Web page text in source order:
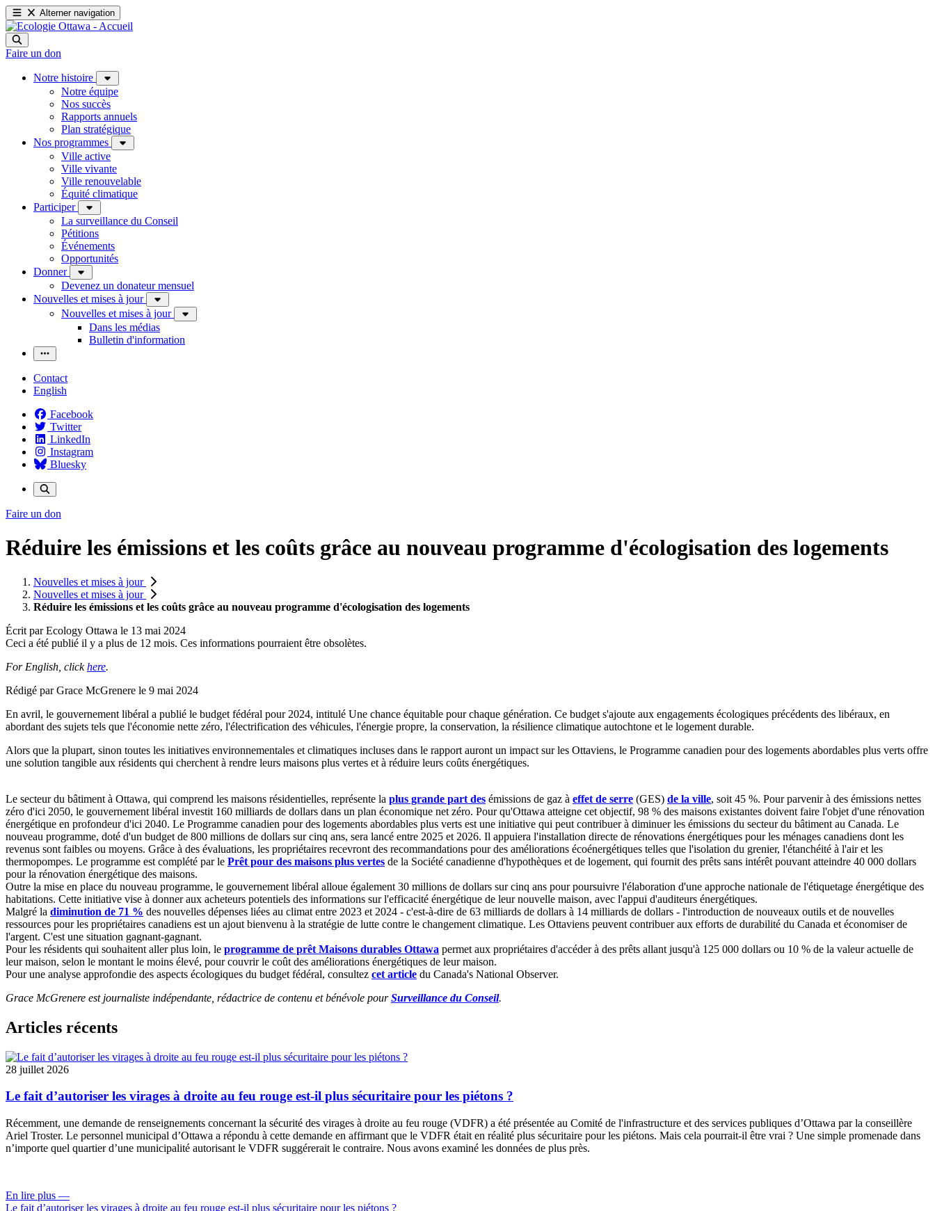
Alterner navigation
Faire un don
Notre histoire
Notre équipe
Nos succès
Rapports annuels
Plan stratégique
Nos programmes
Ville active
Ville vivante
Ville renouvelable
Équité climatique
Participer
La surveillance du Conseil
Pétitions
Événements
Opportunités
Donner
Devenez un donateur mensuel
Nouvelles et mises à jour
Nouvelles et mises à jour
Dans les médias
Bulletin d'information
Contact
English
Facebook
Twitter
LinkedIn
Instagram
Bluesky
Faire un don
Réduire les émissions et les coûts grâce au nouveau programme d'écologisation des logements
Nouvelles et mises à jour
Nouvelles et mises à jour
Réduire les émissions et les coûts grâce au nouveau programme d'écologisation des logements
Écrit parEcology Ottawa le 13 mai 2024
Ceci a été publié il y a plus de 12 mois. Ces informations pourraient être obsolètes.
For English, click here.
Rédigé par Grace McGrenere le 9 mai 2024
En avril, le gouvernement libéral a publié le budget fédéral pour 2024, intitulé Une chance équitable pour chaque génération. Ce budget s'ajoute aux engagements écologiques précédents des libéraux, en
abordant des sujets tels que l'économie nette zéro, l'électrification des véhicules, l'énergie propre, la conservation, la résilience climatique autochtone et le logement durable.
Alors que la plupart, sinon toutes les initiatives environnementales et climatiques incluses dans le rapport auront un impact sur les Ottaviens, le Programme canadien pour des logements abordables plus verts offre
une solution tangible aux résidents qui cherchent à rendre leurs maisons plus vertes et à réduire leurs coûts énergétiques.
Le secteur du bâtiment à Ottawa, qui comprend les maisons résidentielles, représente la plus grande part des émissions de gaz à effet de serre (GES) de la ville, soit 45 %. Pour parvenir à des émissions nettes
zéro d'ici 2050, le gouvernement libéral investit 160 milliards de dollars dans un plan économique net zéro. Pour qu'Ottawa atteigne cet objectif, 98 % des maisons existantes doivent faire l'objet d'une rénovation
énergétique en profondeur d'ici 2040. Le Programme canadien pour des logements abordables plus verts est une initiative qui peut contribuer à diminuer les émissions du secteur du bâtiment au Canada. Le
nouveau programme, doté d'un budget de 800 millions de dollars sur cinq ans, sera lancé entre 2025 et 2026. Il appuiera l'installation directe de rénovations énergétiques pour les ménages canadiens dont les
revenus sont faibles ou moyens. Grâce à des évaluations, les propriétaires recevront des recommandations pour des améliorations écoénergétiques telles que l'isolation du grenier, l'étanchéité à l'air et les
thermopompes. Le programme est complété par le Prêt pour des maisons plus vertes de la Société canadienne d'hypothèques et de logement, qui fournit des prêts sans intérêt pouvant atteindre 40 000 dollars
pour la rénovation énergétique des maisons.
Outre la mise en place du nouveau programme, le gouvernement libéral alloue également 30 millions de dollars sur cinq ans pour poursuivre l'élaboration d'une approche nationale de l'étiquetage énergétique des
habitations. Cette initiative vise à donner aux acheteurs potentiels des informations sur l'efficacité énergétique de leur nouvelle maison, avec l'appui d'auditeurs énergétiques.
Malgré la diminution de 71 % des nouvelles dépenses liées au climat entre 2023 et 2024 - c'est-à-dire de 63 milliards de dollars à 14 milliards de dollars - l'introduction de nouveaux outils et de nouvelles
ressources pour les propriétaires canadiens est un ajout bienvenu à la stratégie de lutte contre le changement climatique. Les Ottaviens peuvent contribuer aux efforts de durabilité du Canada et économiser de
l'argent. C'est une situation gagnant-gagnant.
Pour les résidents qui souhaitent aller plus loin, le programme de prêt Maisons durables Ottawa permet aux propriétaires d'accéder à des prêts allant jusqu'à 125 000 dollars ou 10 % de la valeur actuelle de
leur maison, selon le montant le moins élevé, pour couvrir le coût des améliorations énergétiques de leur maison.
Pour une analyse approfondie des aspects écologiques du budget fédéral, consultez cet article du Canada's National Observer.
Grace McGrenere est journaliste indépendante, rédactrice de contenu et bénévole pourSurveillance du Conseil.
Articles récents
28 juillet 2026
Le fait d’autoriser les virages à droite au feu rouge est-il plus sécuritaire pour les piétons ?
Récemment, une demande de renseignements concernant la sécurité des virages à droite au feu rouge (VDFR) a été présentée au Comité de l'infrastructure et des services publiques d’Ottawa par la conseillère
Ariel Troster. Le personnel municipal d’Ottawa a répondu à cette demande en affirmant que le VDFR était en réalité plus sécuritaire pour les piétons. Mais cela pourrait-il être vrai ? Une simple promenade dans
n’importe quel quartier d’une municipalité autorisant le VDFR suggérerait le contraire. Nous avons examiné les données de plus près.
En lire plus —
Le fait d’autoriser les virages à droite au feu rouge est-il plus sécuritaire pour les piétons ?